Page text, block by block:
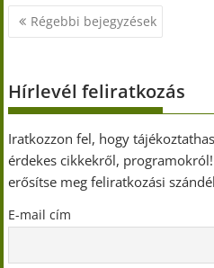
Bejegyzés
navigáció
Régebbi bejegyzések
Hírlevél feliratkozás
Iratkozzon fel, hogy
érdekes cikkekről,
erősítse meg feliratkozási
E-mail cím